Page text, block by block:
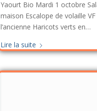
Yaourt Bio Mardi 1 octobre
maison Escalope de volaille
l’ancienne Haricots verts en…
Lire la suite